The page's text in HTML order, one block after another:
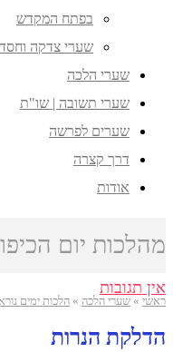
בפתח המקדש
שערי צדקה וחסד
שערי הלכה
שערי תשובה | שו"ת
שערים לפרשה
דרך קצרה
אודות
מהלכות יום
ראשי » שערי הלכה » הלכות ימים
אין תגובות
הדלקת הנרות